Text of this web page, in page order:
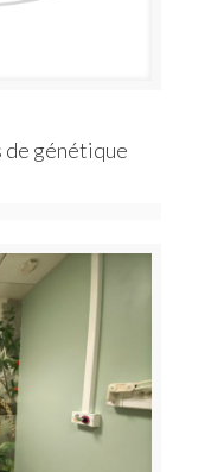
de génétique